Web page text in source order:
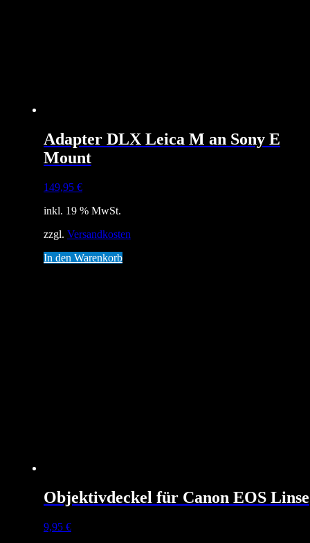
Adapter DLX Leica M an Sony E
Mount
149,95 €
inkl. 19 % MwSt.
zzgl. Versandkosten
In den Warenkorb
Objektivdeckel für Canon EOS Linse
9,95 €